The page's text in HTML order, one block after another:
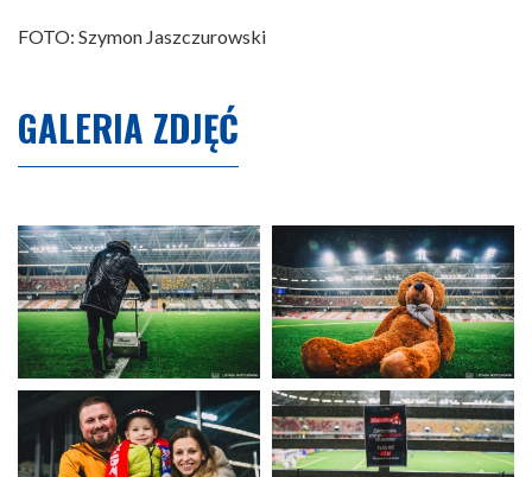
FOTO: Szymon Jaszczurowski
GALERIA ZDJĘĆ